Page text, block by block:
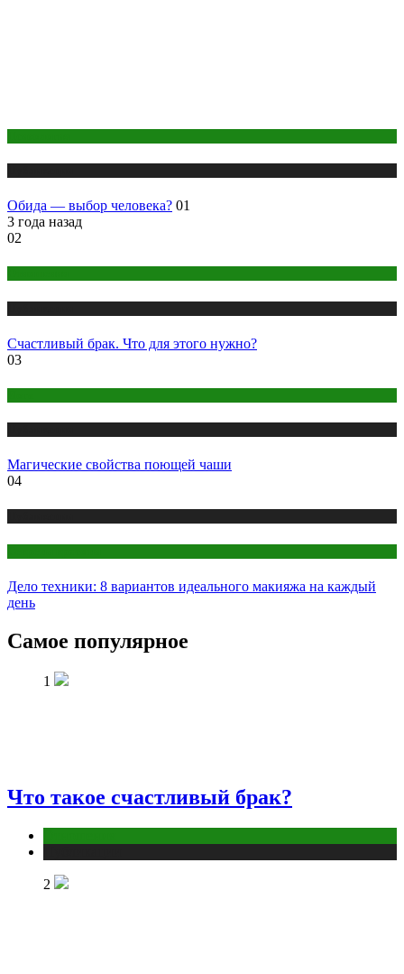
Обида — выбор человека? 01
3 года назад
02
Счастливый брак. Что для этого нужно?
03
Магические свойства поющей чаши
04
Дело техники: 8 вариантов идеального макияжа на каждый
день
Самое популярное
1
Что такое счастливый брак?
2